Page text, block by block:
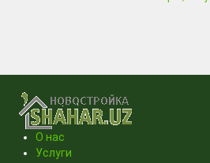
О нас
Услуги